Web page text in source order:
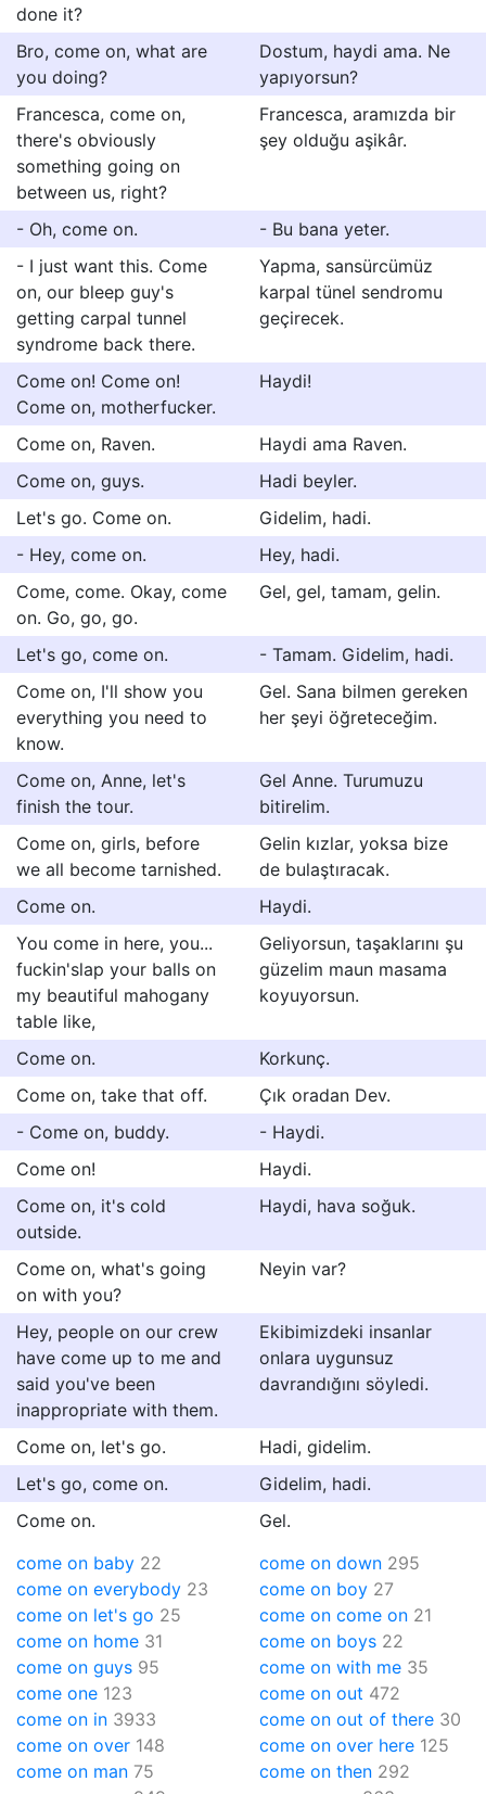
done it?
Bro, come on, what are
you doing?
Dostum, haydi ama. Ne
yapıyorsun?
Francesca, come on,
there's obviously
something going on
between us, right?
Francesca, aramızda bir
şey olduğu aşikâr.
- Oh, come on.
- Bu bana yeter.
- I just want this. Come
on, our bleep guy's
getting carpal tunnel
syndrome back there.
Yapma, sansürcümüz
karpal tünel sendromu
geçirecek.
Come on! Come on!
Come on, motherfucker.
Haydi!
Come on, Raven.
Haydi ama Raven.
Come on, guys.
Hadi beyler.
Let's go. Come on.
Gidelim, hadi.
- Hey, come on.
Hey, hadi.
Come, come. Okay, come
on. Go, go, go.
Gel, gel, tamam, gelin.
Let's go, come on.
- Tamam. Gidelim, hadi.
Come on, I'll show you
everything you need to
know.
Gel. Sana bilmen gereken
her şeyi öğreteceğim.
Come on, Anne, let's
finish the tour.
Gel Anne. Turumuzu
bitirelim.
Come on, girls, before
we all become tarnished.
Gelin kızlar, yoksa bize
de bulaştıracak.
Come on.
Haydi.
You come in here, you...
fuckin'slap your balls on
my beautiful mahogany
table like,
Geliyorsun, taşaklarını şu
güzelim maun masama
koyuyorsun.
Come on.
Korkunç.
Come on, take that off.
Çık oradan Dev.
- Come on, buddy.
- Haydi.
Come on!
Haydi.
Come on, it's cold
outside.
Haydi, hava soğuk.
Come on, what's going
on with you?
Neyin var?
Hey, people on our crew
have come up to me and
said you've been
inappropriate with them.
Ekibimizdeki insanlar
onlara uygunsuz
davrandığını söyledi.
Come on, let's go.
Hadi, gidelim.
Let's go, come on.
Gidelim, hadi.
Come on.
Gel.
come on baby 22
come on everybody 23
come on let's go 25
come on home 31
come on guys 95
come one 123
come on in 3933
come on over 148
come on man 75
come on down 295
come on boy 27
come on come on 21
come on boys 22
come on with me 35
come on out 472
come on out of there 30
come on over here 125
come on then 292